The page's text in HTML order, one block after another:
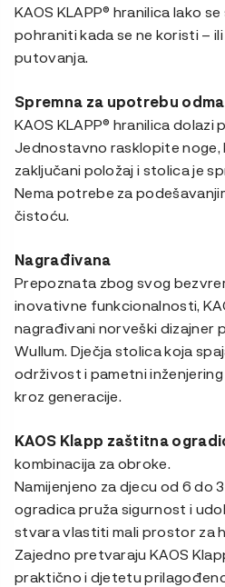
KAOS KLAPP® hranilica lako
pohraniti kada se ne koristi –
putovanja.
Spremna za upotrebu
KAOS KLAPP® hranilica
Jednostavno rasklopite noge,
zaključani položaj i stolica je
Nema potrebe za
čistoću.
Nagrađivana
Prepoznata zbog svog
inovativne funkcionalnosti,
nagrađivani norveški dizajner
Wullum. Dječja stolica koja
održivost i pametni
kroz generacije.
KAOS Klapp zaštitna
kombinacija za obroke.
Namijenjeno za djecu od 6 do
ogradica pruža sigurnost i
stvara vlastiti mali prostor za
Zajedno pretvaraju KAOS
praktično i djetetu